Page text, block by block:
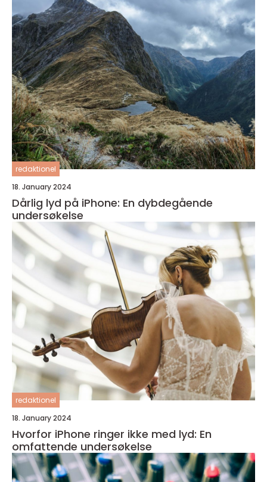
redaktionel
18. January 2024
Dårlig lyd på iPhone: En dybdegående
undersøkelse
redaktionel
18. January 2024
Hvorfor iPhone ringer ikke med lyd: En
omfattende undersøkelse